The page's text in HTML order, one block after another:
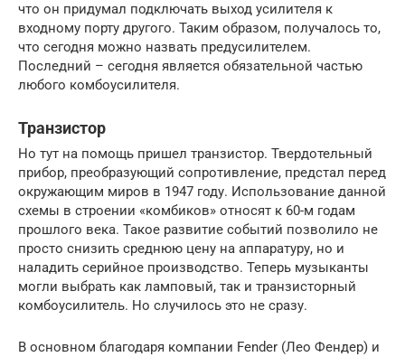
что он придумал подключать выход усилителя к
входному порту другого. Таким образом, получалось то,
что сегодня можно назвать предусилителем.
Последний – сегодня является обязательной частью
любого комбоусилителя.
Транзистор
Но тут на помощь пришел транзистор. Твердотельный
прибор, преобразующий сопротивление, предстал перед
окружающим миров в 1947 году. Использование данной
схемы в строении «комбиков» относят к 60-м годам
прошлого века. Такое развитие событий позволило не
просто снизить среднюю цену на аппаратуру, но и
наладить серийное производство. Теперь музыканты
могли выбрать как ламповый, так и транзисторный
комбоусилитель. Но случилось это не сразу.
В основном благодаря компании Fender (Лео Фендер) и